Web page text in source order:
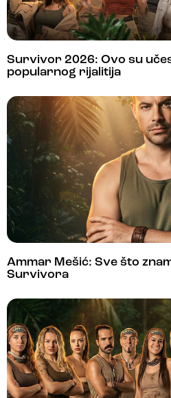
Survivor 2026: Ovo su
popularnog rijalitija
Ammar Mešić: Sve što
Survivora